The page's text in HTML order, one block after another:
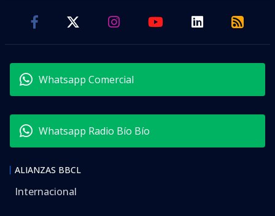
Whatsapp Comercial
Whatsapp Radio Bío Bío
ALIANZAS BBCL
Internacional